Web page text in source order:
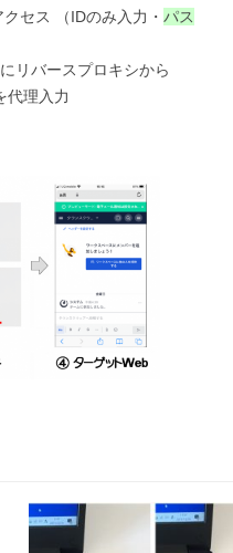
セス （IDのみ入力・ パス
リバースプロキシから
代理入力